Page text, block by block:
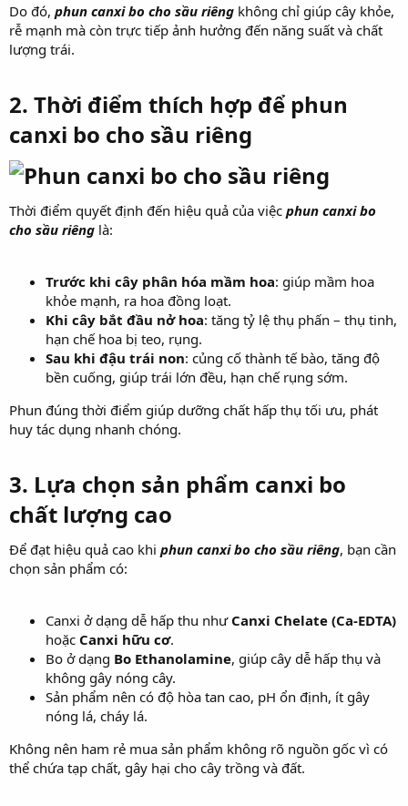
Do đó, phun canxi bo cho sầu riêng không chỉ giúp cây khỏe,
rễ mạnh mà còn trực tiếp ảnh hưởng đến năng suất và chất
lượng trái.
2. Thời điểm thích hợp để phun
canxi bo cho sầu riêng
Thời điểm quyết định đến hiệu quả của việc phun canxi bo
cho sầu riêng là:
Trước khi cây phân hóa mầm hoa: giúp mầm hoa
khỏe mạnh, ra hoa đồng loạt.
Khi cây bắt đầu nở hoa: tăng tỷ lệ thụ phấn – thụ tinh,
hạn chế hoa bị teo, rụng.
Sau khi đậu trái non: củng cố thành tế bào, tăng độ
bền cuống, giúp trái lớn đều, hạn chế rụng sớm.
Phun đúng thời điểm giúp dưỡng chất hấp thụ tối ưu, phát
huy tác dụng nhanh chóng.
3. Lựa chọn sản phẩm canxi bo
chất lượng cao​
Để đạt hiệu quả cao khi phun canxi bo cho sầu riêng, bạn cần
chọn sản phẩm có:
Canxi ở dạng dễ hấp thu như Canxi Chelate (Ca-EDTA)
hoặc Canxi hữu cơ.
Bo ở dạng Bo Ethanolamine, giúp cây dễ hấp thụ và
không gây nóng cây.
Sản phẩm nên có độ hòa tan cao, pH ổn định, ít gây
nóng lá, cháy lá.
Không nên ham rẻ mua sản phẩm không rõ nguồn gốc vì có
thể chứa tạp chất, gây hại cho cây trồng và đất.